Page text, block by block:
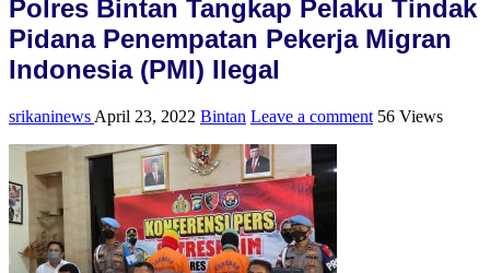
Polres Bintan Tangkap Pelaku Tindak
Pidana Penempatan Pekerja Migran
Indonesia (PMI) Ilegal
srikaninews April 23, 2022 Bintan Leave a comment 56 Views